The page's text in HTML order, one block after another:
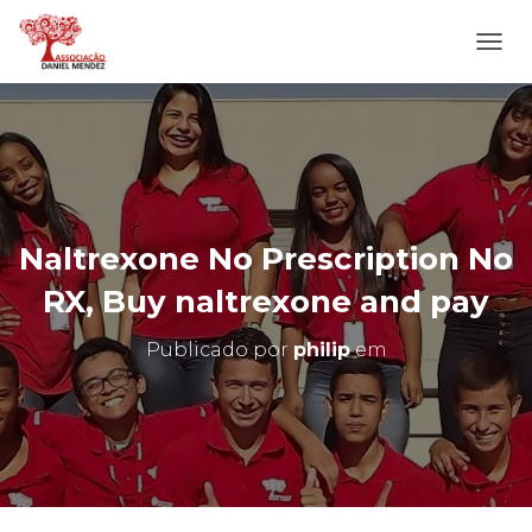
L
T
E
R
N
A
N
A
E
G
O
Naltrexone No Prescription No
RX, Buy naltrexone and pay
Publicado por philipem